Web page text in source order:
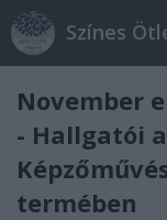
Színes
November
- Hallgatói
termében